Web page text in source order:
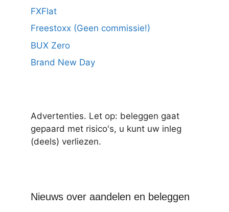
FXFlat
Freestoxx (Geen commissie!)
BUX Zero
Brand New Day
Advertenties. Let op: beleggen gaat
gepaard met risico's, u kunt uw inleg
(deels) verliezen.
Nieuws over aandelen en beleggen